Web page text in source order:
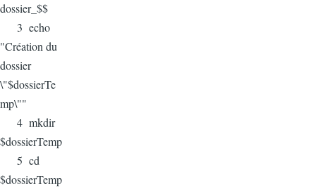
dossier_$$
3 echo
"Création du
dossier
\"$dossierTe
mp\""
4 mkdir
$dossierTemp
5 cd
$dossierTemp